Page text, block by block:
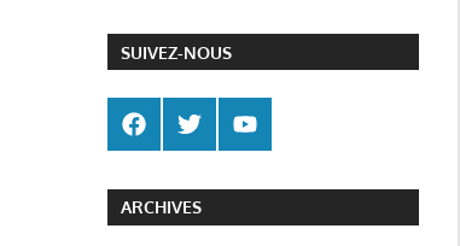
SUIVEZ-NOUS
ARCHIVES